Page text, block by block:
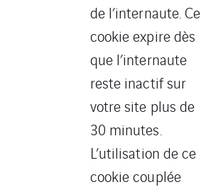
de l’internaute. Ce
cookie expire dès
que l’internaute
reste inactif sur
votre site plus de
30 minutes.
L’utilisation de ce
cookie couplée